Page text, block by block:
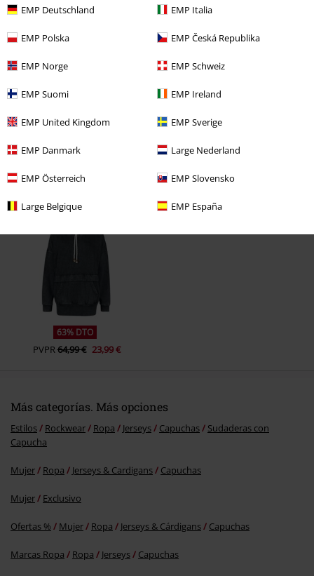
EMP Deutschland EMP Italia
EMP Polska EMP Česká Republika
EMP Norge EMP Schweiz
EMP Suomi EMP Ireland
EMP United Kingdom EMP Sverige
EMP Danmark Large Nederland
EMP Österreich EMP Slovensko
Large Belgique EMP España
Demasiado corto
Perfecto
Reseña verificada
¿Te ha sido útil esta opinión?
Comentario
Enviar comentario
63% DTO
PVPR64,99 € 23,99 €
Más categorías. Más opciones
Estilos Rockwear Ropa Jerseys Capuchas
Sudaderas con
Capucha
Mujer Ropa Jerseys & Cardigans Capuchas
Mujer Exclusivo
Ofertas % Mujer Ropa Jerseys & Cárdigans Capuchas
Marcas Ropa Ropa Jerseys Capuchas